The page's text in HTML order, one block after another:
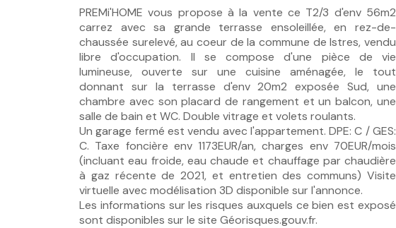
PREMi'HOME vous propose à la vente ce T2/3 d'env 56m2
carrez avec sa grande terrasse ensoleillée, en rez-de-
chaussée surelevé, au coeur de la commune de Istres, vendu
libre d'occupation. Il se compose d'une pièce de vie
lumineuse, ouverte sur une cuisine aménagée, le tout
donnant sur la terrasse d'env 20m2 exposée Sud, une
chambre avec son placard de rangement et un balcon, une
salle de bain et WC. Double vitrage et volets roulants.
Un garage fermé est vendu avec l'appartement. DPE: C / GES:
C. Taxe foncière env 1173EUR/an, charges env 70EUR/mois
(incluant eau froide, eau chaude et chauffage par chaudière
à gaz récente de 2021, et entretien des communs) Visite
virtuelle avec modélisation 3D disponible sur l'annonce.
Les informations sur les risques auxquels ce bien est exposé
sont disponibles sur le site Géorisques.gouv.fr.